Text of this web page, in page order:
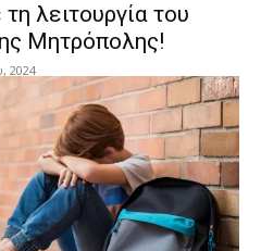
λειτουργία του
Μητρόπολης!
2024